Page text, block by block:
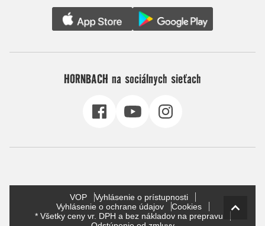
HORNBACH na sociálnych sieťach
VOP
Vyhlásenie o prístupnosti
Vyhlásenie o ochrane údajov
Cookies
* Všetky ceny vr. DPH a bez nákladov na prepravu